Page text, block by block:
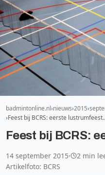
badmintonline.nl nieuws 2015
Feest bij BCRS: eerste
Feest bij BCRS:
14 september 2015· 2 min
Artikelfoto: BCRS